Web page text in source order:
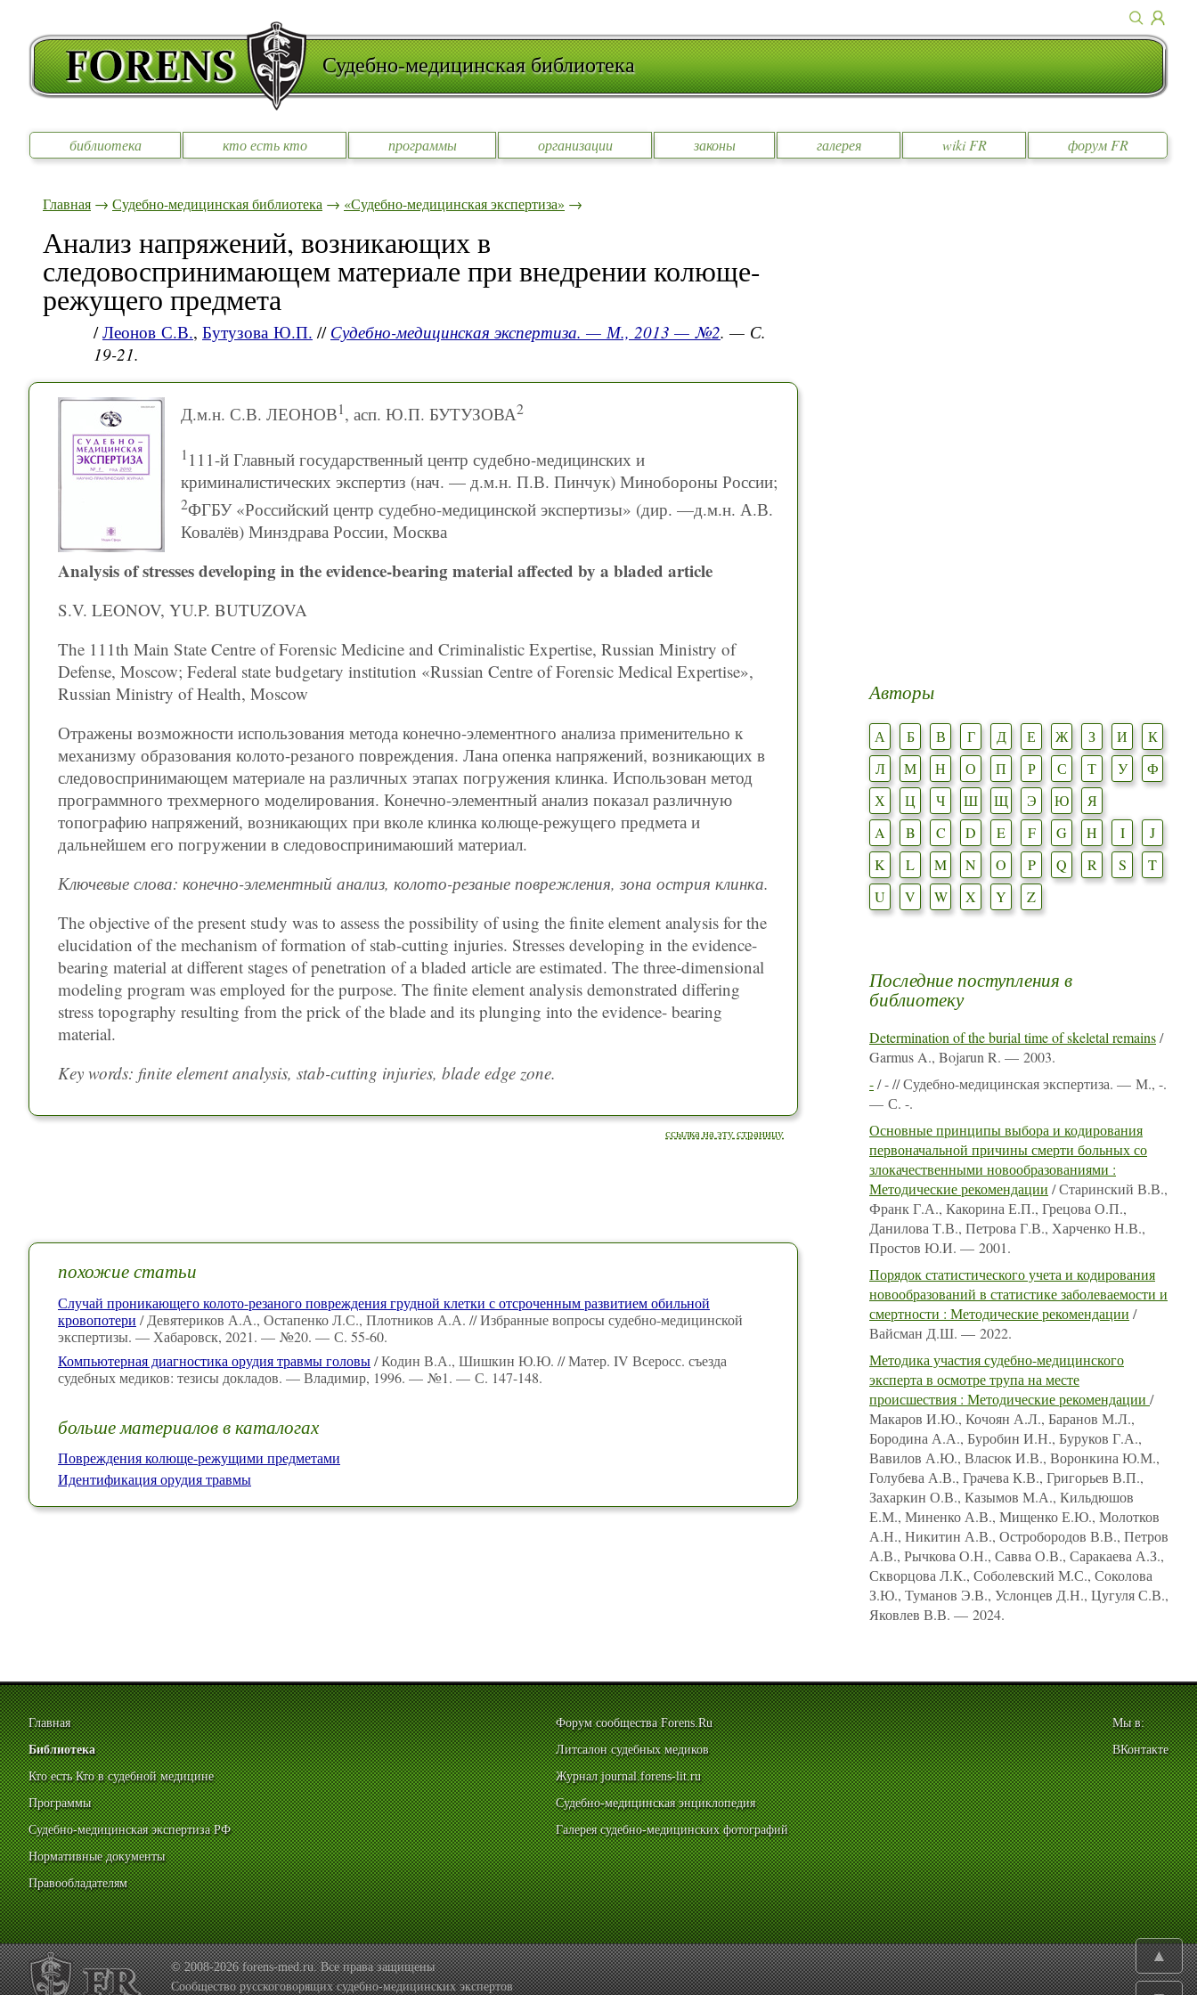
Судебно-медицинская библиотека
библиотека кто есть кто программы организации законы галерея wiki FR форум FR
Главная → Судебно-медицинская библиотека → «Судебно-медицинская экспертиза» →
Анализ напряжений, возникающих в
следовоспринимающем материале при внедрении колюще-
режущего предмета
/Леонов С.В., Бутузова Ю.П. // Судебно-медицинская экспертиза. — М., 2013 — №2. — С.
19-21.
Д.м.н. С.В. ЛЕОНОВ1, асп. Ю.П. БУТУЗОВА2
1 111-й Главный государственный центр судебно-медицинских и
криминалистических экспертиз (нач. — д.м.н. П.В. Пинчук) Минобороны России;
2ФГБУ «Российский центр судебно-медицинской экспертизы» (дир. —д.м.н. А.В.
Ковалёв) Минздрава России, Москва
Analysis of stresses developing in the evidence-bearing material affected by a bladed article
S.V. LEONOV, YU.P. BUTUZOVA
The 111th Main State Centre of Forensic Medicine and Criminalistic Expertise, Russian Ministry of
Defense, Moscow; Federal state budgetary institution «Russian Centre of Forensic Medical Expertise»,
Russian Ministry of Health, Moscow
Отражены возможности использования метода конечно-элементного анализа применительно к
механизму образования колото-резаного повреждения. Лана опенка напряжений, возникающих в
следовоспринимающем материале на различных этапах погружения клинка. Использован метод
программного трехмерного моделирования. Конечно-элементный анализ показал различную
топографию напряжений, возникающих при вколе клинка колюще-режущего предмета и
дальнейшем его погружении в следовоспринимаюший материал.
Ключевые слова: конечно-элементный анализ, колото-резаные поврежления, зона острия клинка.
The objective of the present study was to assess the possibility of using the finite element analysis for the
elucidation of the mechanism of formation of stab-cutting injuries. Stresses developing in the evidence-
bearing material at different stages of penetration of a bladed article are estimated. The three-dimensional
modeling program was employed for the purpose. The finite element analysis demonstrated differing
stress topography resulting from the prick of the blade and its plunging into the evidence- bearing
material.
Key words: finite element analysis, stab-cutting injuries, blade edge zone.
ссылка на эту страницу
похожие статьи
Случай проникающего колото-резаного повреждения грудной клетки с отсроченным развитием обильной
кровопотери / Девятериков А.А., Остапенко Л.С., Плотников А.А. // Избранные вопросы судебно-медицинской
экспертизы. — Хабаровск, 2021. — №20. — С. 55-60.
Компьютерная диагностика орудия травмы головы/ Кодин В.А., Шишкин Ю.Ю. // Матер. IV Всеросс. съезда
судебных медиков: тезисы докладов. — Владимир, 1996. — №1. — С. 147-148.
больше материалов в каталогах
Повреждения колюще-режущими предметами
Идентификация орудия травмы
Авторы
А Б В Г Д Е Ж З И
К
Л
М Н О П Р С Т У
Ф
Х
Ц Ч Ш Щ Э Ю
Я
A
B C D E F G H I
J
K
L M N O P Q R S
T
U
V W X Y Z
Последние поступления в
библиотеку
Determination of the burial time of skeletal remains/
Garmus A., Bojarun R. — 2003.
-/ - // Судебно-медицинская экспертиза. — М., -.
— С. -.
Основные принципы выбора и кодирования
первоначальной причины смерти больных со
злокачественными новообразованиями :
Методические рекомендации / Старинский В.В.,
Франк Г.А., Какорина Е.П., Грецова О.П.,
Данилова Т.В., Петрова Г.В., Харченко Н.В.,
Простов Ю.И. — 2001.
Порядок статистического учета и кодирования
новообразований в статистике заболеваемости и
смертности : Методические рекомендации /
Вайсман Д.Ш. — 2022.
Методика участия судебно-медицинского
эксперта в осмотре трупа на месте
происшествия : Методические рекомендации /
Макаров И.Ю., Кочоян А.Л., Баранов М.Л.,
Бородина А.А., Буробин И.Н., Буруков Г.А.,
Вавилов А.Ю., Власюк И.В., Воронкина Ю.М.,
Голубева А.В., Грачева К.В., Григорьев В.П.,
Захаркин О.В., Казымов М.А., Кильдюшов
Е.М., Миненко А.В., Мищенко Е.Ю., Молотков
А.Н., Никитин А.В., Остробородов В.В., Петров
А.В., Рычкова О.Н., Савва О.В., Саракаева А.З.,
Скворцова Л.К., Соболевский М.С., Соколова
З.Ю., Туманов Э.В., Услонцев Д.Н., Цугуля С.В.,
Яковлев В.В. — 2024.
Главная
Библиотека
Кто есть Кто в судебной медицине
Программы
Судебно-медицинская экспертиза РФ
Нормативные документы
Правообладателям
Форум сообщества Forens.Ru
Литсалон судебных медиков
Журнал journal.forens-lit.ru
Судебно-медицинская энциклопедия
Галерея судебно-медицинских фотографий
Мы в:
ВКонтакте
© 2008-2026 forens-med.ru. Все права защищены
Сообщество русскоговорящих судебно-медицинских экспертов
▲